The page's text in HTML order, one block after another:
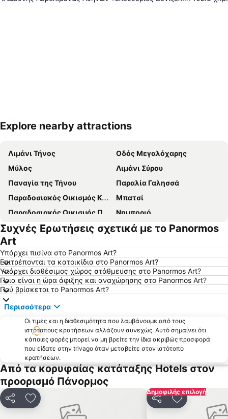
Ανάπτυξη χάρτη
Explore nearby attractions
Λιμάνι Τήνος
Οδός Μεγαλόχαρης
Μύλος
Λιμάνι Σύρου
Παναγία της Τήνου
Παραλία Γαλησσά
Παραδοσιακός Οικισμός Καρδιανής
Μπατσί
Παραδοσιακός Οικισμός Πύργου
Νημποριό
Νέο Λιμάνι Μυκόνου
Αγκαθωπές
Παραλία Αγίου Φωκά
Βαπόρια
Συνετί
'Αγιος Πέτρος
Χαλανδριανή
Παλαιό Λιμάνι Μυκόνου
Παραλία Βάρης
Παραδοσιακός Οικισμός Ερμούπολης
Παραπόρτι
Όρμος Γιαννάκη
Ρήνεια
Μπατσί
Όρνος
Κίνι
Αγία Μαρίνα
Φοίνικας
Απηγανιά
Αγροτομουσείο-Μύλος του Μπονή
Συχνές Ερωτήσεις σχετικά με το Panormos
Art
Υπάρχει πισίνα στο Panormos Art?
Επιτρέπονται τα κατοικίδια στο Panormos Art?
Υπάρχει διαθέσιμος χώρος στάθμευσης στο Panormos Art?
Ποια είναι η ώρα άφιξης και αναχώρησης στο Panormos Art?
Πού βρίσκεται το Panormos Art?
Περισσότερα
Οι τιμές και η διαθεσιμότητα που λαμβάνουμε από τους
ιστότοπους κρατήσεων αλλάζουν συνεχώς. Αυτό σημαίνει ότι
κάποιες φορές μπορεί να μη βρείτε την ίδια ακριβώς προσφορά
που είδατε στην trivago όταν μεταβείτε στον ιστότοπο
κρατήσεων.
Από τα κορυφαίας κατάταξης Hotels στον
προορισμό Πάνορμος
ΚοινοποίησηΠροσθήκη στα αγαπημένα
Δημοφιλής επιλογή
ΚοινοποίησηΠροσθήκη